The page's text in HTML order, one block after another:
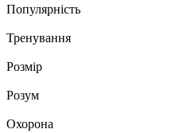
Популярність
Тренування
Розмір
Розум
Охорона